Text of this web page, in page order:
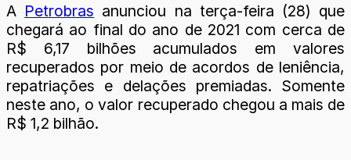
A Petrobras anunciou na terça-feira (28) que
chegará ao final do ano de 2021 com cerca de
R$ 6,17 bilhões acumulados em valores
recuperados por meio de acordos de leniência,
repatriações e delações premiadas. Somente
neste ano, o valor recuperado chegou a mais de
R$ 1,2 bilhão.